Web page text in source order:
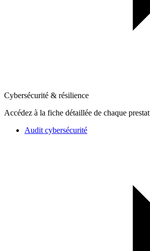
Cybersécurité & résilience
Accédez à la fiche détaillée de chaque
Audit cybersécurité